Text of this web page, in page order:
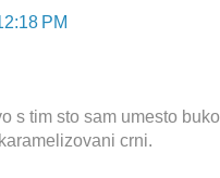
PM
s tim sto sam umesto
crni.